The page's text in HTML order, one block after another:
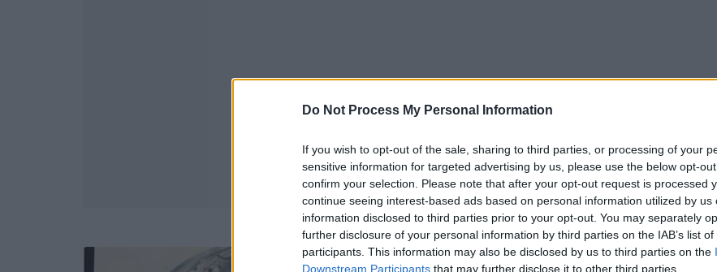
Do Not Process My Personal Information
If you wish to opt-out of the sale, sharing to third parties, or processing of your
sensitive information for targeted advertising by us, please use the below opt-
confirm your selection. Please note that after your opt-out request is processed
continue seeing interest-based ads based on personal information utilized by us
information disclosed to third parties prior to your opt-out. You may separately
further disclosure of your personal information by third parties on the IAB’s list
participants. This information may also be disclosed by us to third parties on the
Downstream Participants that may further disclose it to other third parties.